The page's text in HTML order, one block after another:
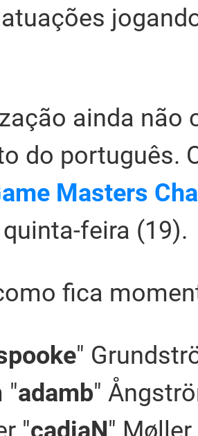
ainda não
do português.
Masters
feira (19).
fica
"
"⁠adamb⁠"